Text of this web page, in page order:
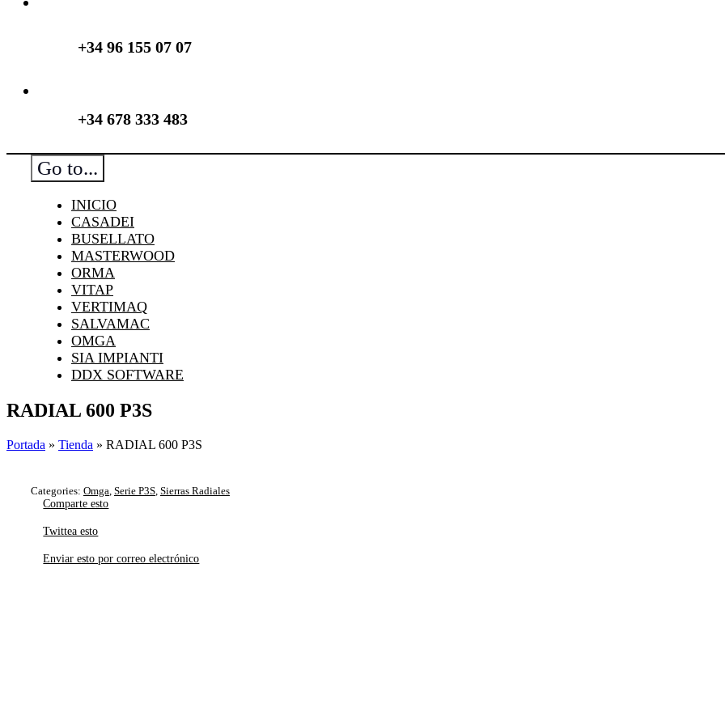
+34 96 155 07 07
+34 678 333 483
Go to...
INICIO
CASADEI
BUSELLATO
MASTERWOOD
ORMA
VITAP
VERTIMAQ
SALVAMAC
OMGA
SIA IMPIANTI
DDX SOFTWARE
RADIAL 600 P3S
Portada » Tienda » RADIAL 600 P3S
Categories: Omga Serie P3S, Sierras Radiales
Comparte esto
Twittea esto
Enviar esto por correo electrónico